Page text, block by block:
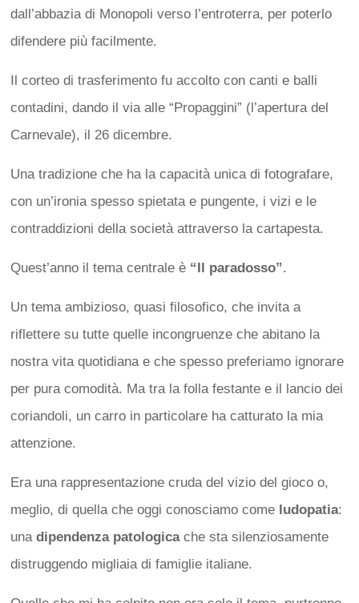
dall’abbazia di Monopoli verso l’entroterra, per poterlo
difendere più facilmente.
Il corteo di trasferimento fu accolto con canti e balli
contadini, dando il via alle “Propaggini” (l’apertura del
Carnevale), il 26 dicembre.
Una tradizione che ha la capacità unica di fotografare,
con un’ironia spesso spietata e pungente, i vizi e le
contraddizioni della società attraverso la cartapesta.
Quest’anno il tema centrale è “Il paradosso”.
Un tema ambizioso, quasi filosofico, che invita a
riflettere su tutte quelle incongruenze che abitano la
nostra vita quotidiana e che spesso preferiamo ignorare
per pura comodità. Ma tra la folla festante e il lancio dei
coriandoli, un carro in particolare ha catturato la mia
attenzione.
Era una rappresentazione cruda del vizio del gioco o,
meglio, di quella che oggi conosciamo come ludopatia:
una dipendenza patologicache sta silenziosamente
distruggendo migliaia di famiglie italiane.